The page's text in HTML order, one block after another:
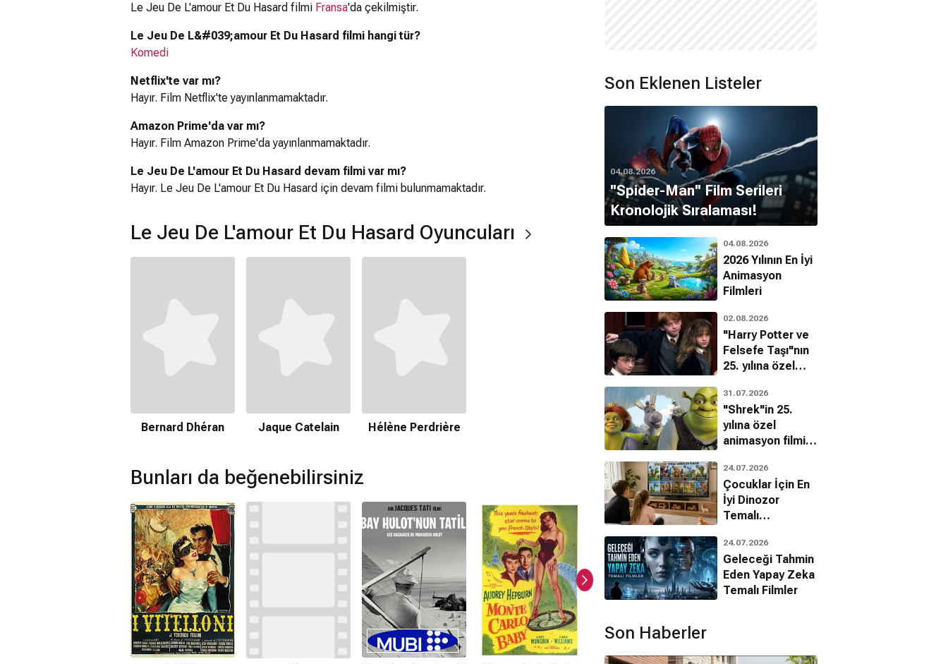
Le Jeu De L'amour Et Du Hasard filmi Fransa'da çekilmiştir.
Le Jeu De L&#039;amour Et Du Hasard filmi hangi tür?
Komedi
Netflix'te var mı?
Hayır. Film Netflix'te yayınlanmamaktadır.
Amazon Prime'da var mı?
Hayır. Film Amazon Prime'da yayınlanmamaktadır.
Le Jeu De L'amour Et Du Hasard devam filmi var mı?
Hayır. Le Jeu De L'amour Et Du Hasard için devam filmi bulunmamaktadır.
Le Jeu De L'amour Et Du Hasard Oyuncuları
Bernard Dhéran Jaque Catelain Hélène Perdrière
Bunları da beğenebilirsiniz
Son Eklenen Listeler
04.08.2026
''Spider-Man'' Film Serileri
Kronolojik Sıralaması!
04.08.2026
2026 Yılının En İyi
Animasyon
Filmleri
02.08.2026
"Harry Potter ve
Felsefe Taşı"nın
25. yılına özel
bilinmeyenleri!
31.07.2026
"Shrek"in 25.
yılına özel
animasyon filmin
24.07.2026
Çocuklar İçin En
İyi Dinozor
Temalı
Filmleri
24.07.2026
Geleceği Tahmin
Eden Yapay Zeka
Temalı Filmler
Son Haberler